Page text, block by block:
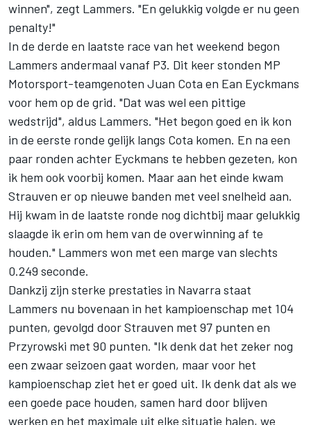
winnen", zegt Lammers. "En gelukkig volgde er nu geen
penalty!"
In de derde en laatste race van het weekend begon
Lammers andermaal vanaf P3. Dit keer stonden MP
Motorsport-teamgenoten Juan Cota en Ean Eyckmans
voor hem op de grid. "Dat was wel een pittige
wedstrijd", aldus Lammers. "Het begon goed en ik kon
in de eerste ronde gelijk langs Cota komen. En na een
paar ronden achter Eyckmans te hebben gezeten, kon
ik hem ook voorbij komen. Maar aan het einde kwam
Strauven er op nieuwe banden met veel snelheid aan.
Hij kwam in de laatste ronde nog dichtbij maar gelukkig
slaagde ik erin om hem van de overwinning af te
houden." Lammers won met een marge van slechts
0.249 seconde.
Dankzij zijn sterke prestaties in Navarra staat
Lammers nu bovenaan in het kampioenschap met 104
punten, gevolgd door Strauven met 97 punten en
Przyrowski met 90 punten. "Ik denk dat het zeker nog
een zwaar seizoen gaat worden, maar voor het
kampioenschap ziet het er goed uit. Ik denk dat als we
een goede pace houden, samen hard door blijven
werken en het maximale uit elke situatie halen, we